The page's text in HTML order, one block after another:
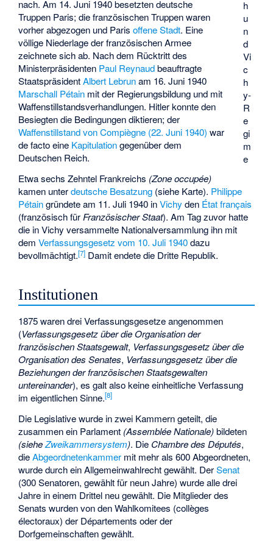
h
u
n
d
Vi
c
h
y-
R
e
gi
m
e
nach. Am 14. Juni 1940 besetzten deutsche
Truppen Paris; die französischen Truppen waren
vorher abgezogen und Parisoffene Stadt. Eine
völlige Niederlage der französischen Armee
zeichnete sich ab. Nach dem Rücktritt des
Ministerpräsidenten Paul Reynaudbeauftragte
StaatspräsidentAlbert Lebrunam 16. Juni 1940
Marschall Pétain mit der Regierungsbildung und mit
Waffenstillstandsverhandlungen. Hitler konnte den
Besiegten die Bedingungen diktieren; der
Waffenstillstand von Compiègne (22. Juni 1940) war
de facto eine Kapitulationgegenüber dem
Deutschen Reich.
Etwa sechs Zehntel Frankreichs (Zone occupée)
kamen unterdeutsche Besatzung (siehe Karte). Philippe
Pétaingründete am 11. Juli 1940 inVichy den État français
(französisch fürFranzösischer Staat). Am Tag zuvor hatte
die in Vichy versammelte Nationalversammlung ihn mit
demVerfassungsgesetz vom 10. Juli 1940dazu
bevollmächtigt.[7] Damit endete die Dritte Republik.
Institutionen
1875 waren drei Verfassungsgesetze angenommen
(Verfassungsgesetz über die Organisation der
französischen Staatsgewalt, Verfassungsgesetz über die
Organisation des Senates, Verfassungsgesetz über die
Beziehungen der französischen Staatsgewalten
untereinander), es galt also keine einheitliche Verfassung
im eigentlichen Sinne.[8]
Die Legislative wurde in zwei Kammern geteilt, die
zusammen ein Parlament (Assemblée Nationale)bildeten
(sieheZweikammersystem). Die Chambre des Députés,
dieAbgeordnetenkammer mit mehr als 600 Abgeordneten,
wurde durch ein Allgemeinwahlrecht gewählt. DerSenat
(300 Senatoren, gewählt für neun Jahre) wurde alle drei
Jahre in einem Drittel neu gewählt. Die Mitglieder des
Senats wurden von den Wahlkomitees (collèges
électoraux) der Départements oder der
Dorfgemeinschaften gewählt.